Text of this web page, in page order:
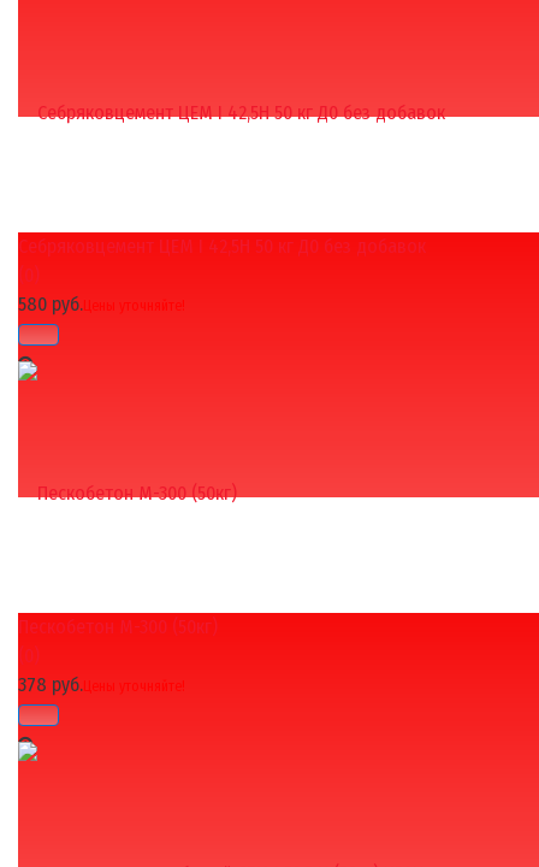
избранное сравнить
избранное сравнить
Себряковцемент ЦЕМ I 42,5Н 50 кг Д0 без добавок
(0)
580 руб.Цены уточняйте!
Пескобетон М-300 (50кг)
(0)
378 руб.Цены уточняйте!